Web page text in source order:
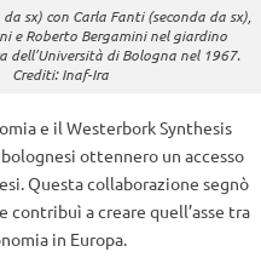
sx) con Carla Fanti (seconda da sx),
e Roberto Bergamini nel giardino
dell’Università di Bologna nel 1967.
Crediti: Inaf-Ira
e il Westerbork Synthesis
ottennero un accesso
Questa collaborazione segnò
a creare quell’asse tra
in Europa.